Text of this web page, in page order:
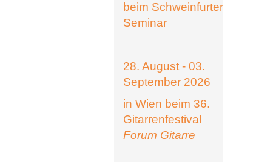
beim Schweinfurter
Seminar
28. August - 03.
September 2026
in Wien beim 36.
Gitarrenfestival
Forum Gitarre